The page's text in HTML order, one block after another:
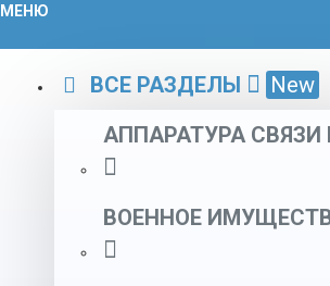
МЕНЮ
ВСЕ РАЗДЕЛЫ
New
АППАРАТУРА
ВОЕННОЕ